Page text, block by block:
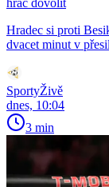
Hradec si proti
dvacet minut v
SportyŽivě
dnes, 10:04
3 min